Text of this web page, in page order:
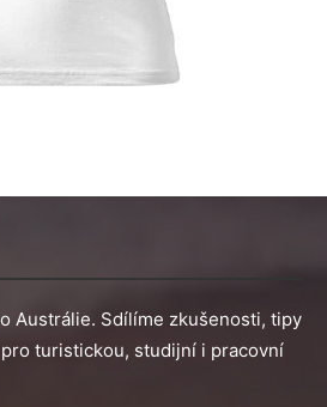
Austrálie. Sdílíme zkušenosti, tipy
turistickou, studijní i pracovní